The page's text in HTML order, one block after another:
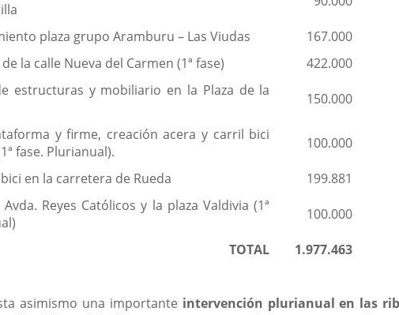
plaza grupo Aramburu – Las Viudas
167.000
la calle Nueva del Carmen (1ª fase)
422.000
estructuras y mobiliario en la Plaza de la
150.000
y firme, creación acera y carril bici
fase. Plurianual).
100.000
en la carretera de Rueda
199.881
Reyes Católicos y la plaza Valdivia (1ª
100.000
TOTAL 1.977.463
asimismo una importante intervención plurianual en las